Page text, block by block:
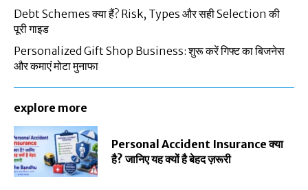
Debt Schemes क्या हैं? Risk, Types और सही Selection की
पूरी गाइड
Personalized Gift Shop Business: शुरू करें गिफ्ट का बिजनेस
और कमाएं मोटा मुनाफा
explore more
Personal Accident Insurance क्या
है? जानिए यह क्यों है बेहद ज़रूरी